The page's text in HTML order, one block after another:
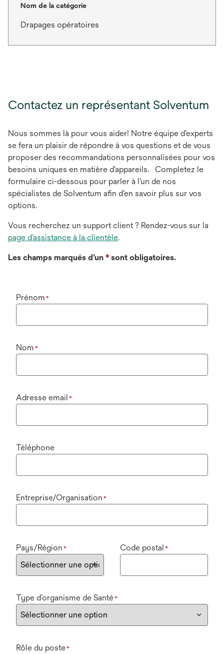
Nom de la catégorie
Drapages opératoires
Contactez un représentant Solventum
Nous sommes là pour vous aider! Notre équipe d’experts
se fera un plaisir de répondre à vos questions et de vous
proposer des recommandations personnalisées pour vos
besoins uniques en matière d’appareils. Completez le
formulaire ci-dessous pour parler à l’un de nos
spécialistes de Solventum afin d’en savoir plus sur vos
options.
Vous recherchez un support client ? Rendez-vous sur la
page d’assistance à la clientèle.
Les champs marqués d’un * sont obligatoires.
Prénom *
Nom *
Adresse email *
Téléphone
Entreprise/Organisation *
Pays/Région * Code postal *
Type d’organisme de Santé*
Rôle du poste*